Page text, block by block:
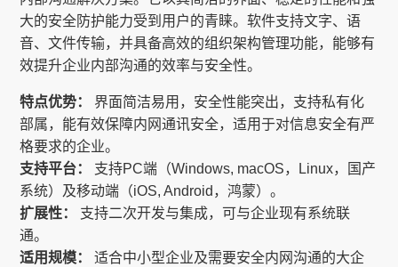
大的安全防护能力受到用户的青睐。软件支持文字、语
音、文件传输，并具备高效的组织架构管理功能，能够有
效提升企业内部沟通的效率与安全性。
特点优势：
界面简洁易用，安全性能突出，支持私有化
部属，能有效保障内网通讯安全，适用于对信息安全有严
格要求的企业。
支持平台：
支持PC端（Windows, macOS，Linux，国产
系统）及移动端（iOS, Android，鸿蒙）。
扩展性：
支持二次开发与集成，可与企业现有系统联
通。
适用规模：
适合中小型企业及需要安全内网沟通的大企